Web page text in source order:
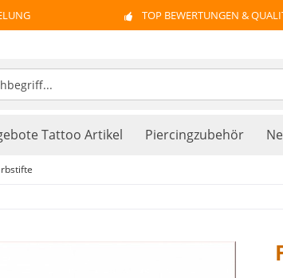
TOP BEWERTUNGEN &
Tattoo Artikel Piercingzubehör